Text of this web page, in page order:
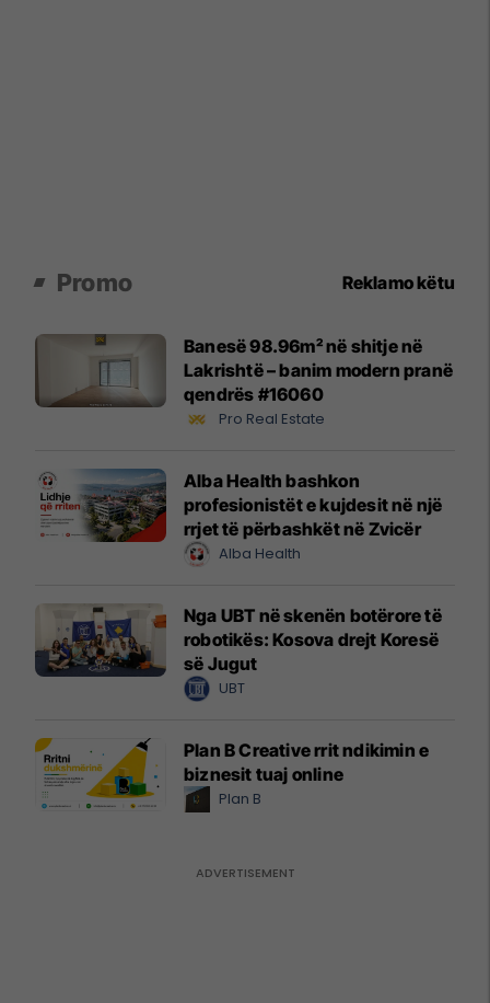
Promo Reklamo këtu
Banesë 98.96m² në shitje në
Lakrishtë – banim modern pranë
qendrës #16060
Pro Real Estate
Alba Health bashkon
profesionistët e kujdesit në një
rrjet të përbashkët në Zvicër
Alba Health
Nga UBT në skenën botërore të
robotikës: Kosova drejt Koresë
së Jugut
UBT
Plan B Creative rrit ndikimin e
biznesit tuaj online
Plan B